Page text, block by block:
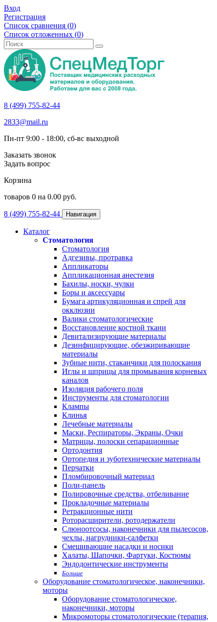
Вход
Регистрация
Список сравнения (0)
Список отложенных (0)
8 (499) 755-82-44
2833@mail.ru
Пн-пт 9:00 - 18:00, сб-вс выходной
Заказать звонок
Задать вопрос
Корзина
товаров 0 на 0.00 руб.
8 (499) 755-82-44 Навигация
Каталог
Стоматология
Стоматология
Адгезивы, протравка
Аппликаторы
Аппликационная анестезия
Бахилы, носки, чулки
Боры и аксессуары
Бумага артикуляционная и спрей для
окклюзии
Валики стоматологические
Восстановление костной ткани
Девитализирующие материалы
Дезинфицирующие, обезжиривающие
материалы
Зубные нити, стаканчики для полоскания
Иглы и шприцы для промывания корневых
каналов
Изоляция рабочего поля
Инструменты для стоматологии
Клампы
Клинья
Лечебные материалы
Маски, Респираторы, Экраны, Очки
Матрицы, полоски сепарационные
Ортодонтия
Ортопедия и зуботехнические материалы
Перчатки
Пломбировочный материал
Поли-панель
Полировочные средства, отбеливание
Прокладочные материалы
Ретракционные нити
Роторасширители, ротодержатели
Слюноотсосы, наконечники для пылесосов,
чехлы, нагрудники-салфетки
Смешивающие насадки и носики
Халаты, Шапочки, Фартуки, Костюмы
Эндодонтические инструменты
Больше
Оборудование стоматологическое, наконечники,
моторы
Оборудование стоматологическое,
наконечники, моторы
Микромоторы стоматологические (терапия,